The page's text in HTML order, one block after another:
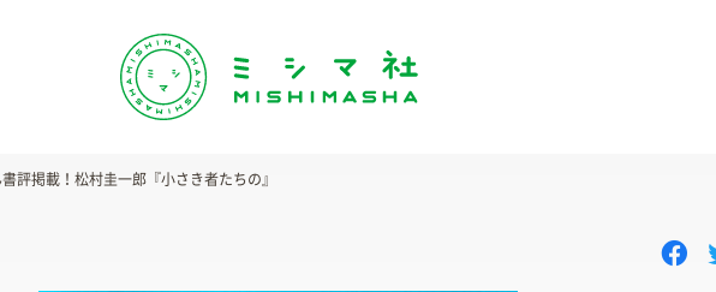
評掲載！松村圭一郎『小さき者たちの』